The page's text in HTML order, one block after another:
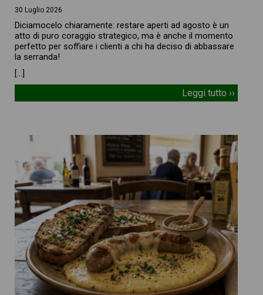
30 Luglio 2026
Diciamocelo chiaramente: restare aperti ad agosto è un
atto di puro coraggio strategico, ma è anche il momento
perfetto per soffiare i clienti a chi ha deciso di abbassare
la serranda!
[…]
Leggi tutto ››